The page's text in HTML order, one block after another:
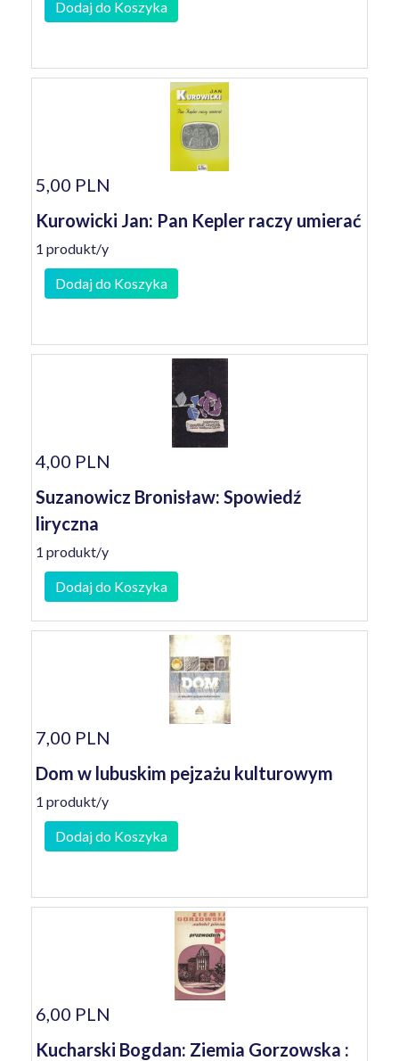
Dodaj do Koszyka
5,00 PLN
Kurowicki Jan: Pan Kepler raczy umierać
1 produkt/y
Dodaj do Koszyka
4,00 PLN
Suzanowicz Bronisław: Spowiedź
liryczna
1 produkt/y
Dodaj do Koszyka
7,00 PLN
Dom w lubuskim pejzażu kulturowym
1 produkt/y
Dodaj do Koszyka
6,00 PLN
Kucharski Bogdan: Ziemia Gorzowska :